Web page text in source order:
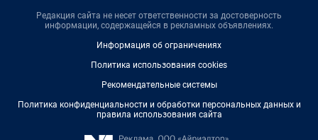
Редакция сайта не несет ответственности за достоверность
информации, содержащейся в рекламных объявлениях.
Информация об ограничениях
Политика использования cookies
Рекомендательные системы
Политика конфиденциальности и обработки персональных данных и
правила использования сайта